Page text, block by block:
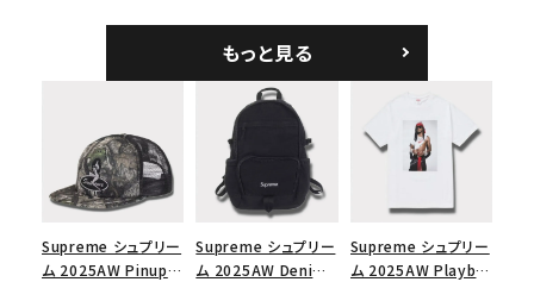
シックロゴ 6パネルキ
ャップ ブラック
もっと見る
Supreme シュプリー
ム 2025AW Pinup
Supreme シュプリー
ム 2025AW Denim
Supreme シュプリー
ム 2025AW Playboi